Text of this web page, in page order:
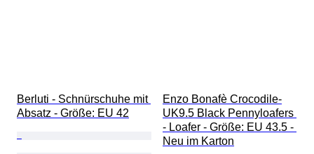
Berluti - Schnürschuhe mit
Absatz - Größe: EU 42
Enzo Bonafè Crocodile-
UK9.5 Black Pennyloafers
- Loafer - Größe: EU 43.5 -
Neu im Karton